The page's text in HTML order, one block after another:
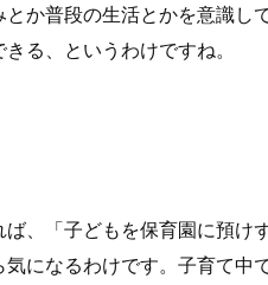
か普段の生活とかを意識し
る、というわけですね。
、「子どもを保育園に預け
になるわけです。子育て中